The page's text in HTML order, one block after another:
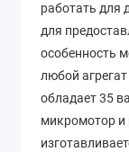
работать для
для
особенность
любой
обладает 35
микромотор и